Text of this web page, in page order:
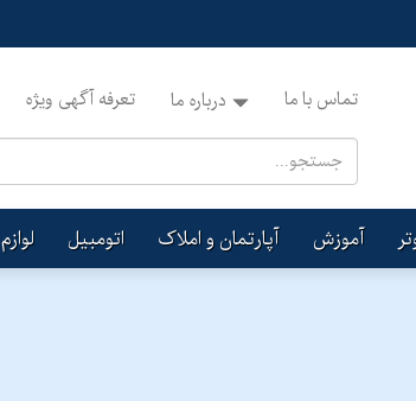
تماس با ما درباره ما تعرفه آگهی ویژه
آموزش آپارتمان و املاک اتومبیل لوازم